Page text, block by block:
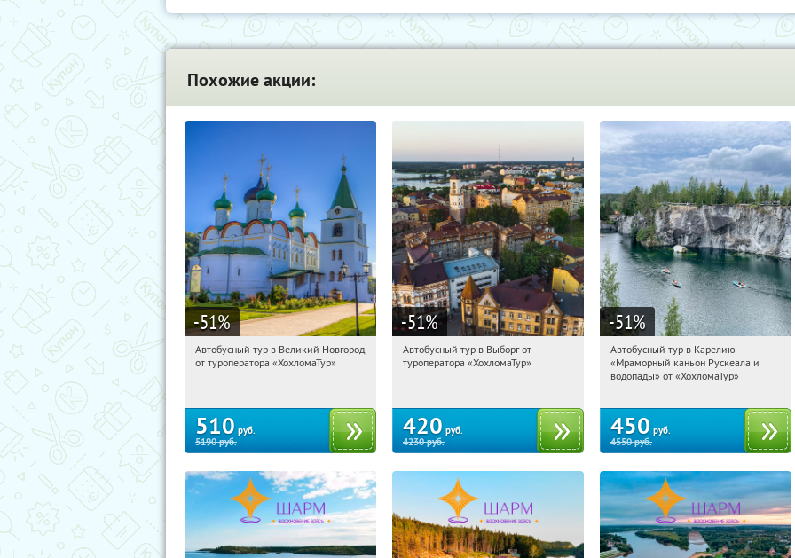
Похожие акции:
-51%
07:18:53 Купили:2
Автобусный тур в Великий Новгород
от туроператора «ХохломаТур»
510 руб.
5190руб.
-51%
07:18:53 Купили:
Автобусный тур в Выборг от
туроператора «ХохломаТур»
420 руб.
4230руб.
-51%
07:18:53 Купили:
Сенная площадь
Автобусный тур в Карелию
«Мраморный каньон Рускеала и
водопады» от «ХохломаТур»
450 руб.
4550руб.